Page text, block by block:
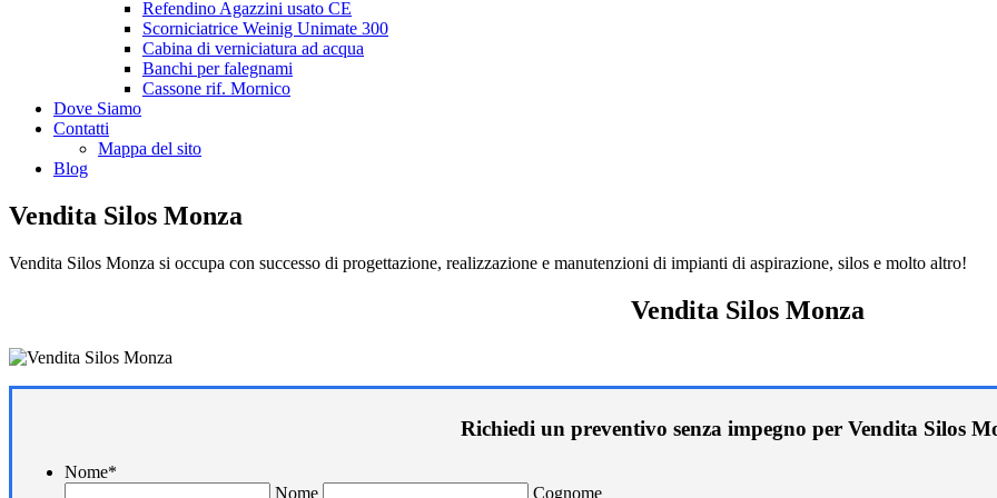
Refendino Agazzini usato CE
Scorniciatrice Weinig Unimate 300
Cabina di verniciatura ad acqua
Banchi per falegnami
Cassone rif. Mornico
Dove Siamo
Contatti
Mappa del sito
Blog
Vendita Silos Monza
Vendita Silos Monza si occupa con successo di progettazione, realizzazione e manutenzioni di impianti di aspirazione, silos e molto altro!
Vendita Silos Monza
Richiedi un preventivo senza impegno per Vendita Silos
Nome*
Nome
Cognome